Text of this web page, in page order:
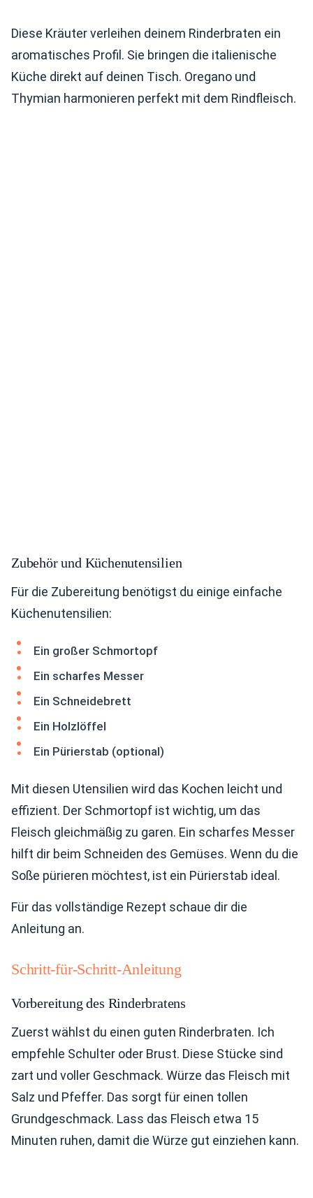
Diese Kräuter verleihen deinem Rinderbraten ein
aromatisches Profil. Sie bringen die italienische
Küche direkt auf deinen Tisch. Oregano und
Thymian harmonieren perfekt mit dem Rindfleisch.
Zubehör und Küchenutensilien
Für die Zubereitung benötigst du einige einfache
Küchenutensilien:
Ein großer Schmortopf
Ein scharfes Messer
Ein Schneidebrett
Ein Holzlöffel
Ein Pürierstab (optional)
Mit diesen Utensilien wird das Kochen leicht und
effizient. Der Schmortopf ist wichtig, um das
Fleisch gleichmäßig zu garen. Ein scharfes Messer
hilft dir beim Schneiden des Gemüses. Wenn du die
Soße pürieren möchtest, ist ein Pürierstab ideal.
Für das vollständige Rezept schaue dir die
Anleitung an.
Schritt-für-Schritt-Anleitung
Vorbereitung des Rinderbratens
Zuerst wählst du einen guten Rinderbraten. Ich
empfehle Schulter oder Brust. Diese Stücke sind
zart und voller Geschmack. Würze das Fleisch mit
Salz und Pfeffer. Das sorgt für einen tollen
Grundgeschmack. Lass das Fleisch etwa 15
Minuten ruhen, damit die Würze gut einziehen kann.